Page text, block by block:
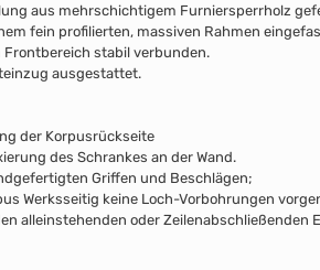
aus mehrschichtigem Furniersperrholz
fein profilierten, massiven Rahmen
stabil verbunden.
ausgestattet.
der Korpusrückseite
des Schrankes an der Wand.
Griffen und Beschlägen;
Werksseitig keine Loch-Vorbohrungen
alleinstehenden oder